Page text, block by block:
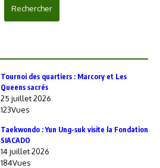
Rechercher
‎Tournoi des quartiers : Marcory et Les
Queens sacrés
25 juillet 2026
123Vues
Taekwondo : Yun Ung-suk visite la Fondation
SIACADO
14 juillet 2026
184Vues